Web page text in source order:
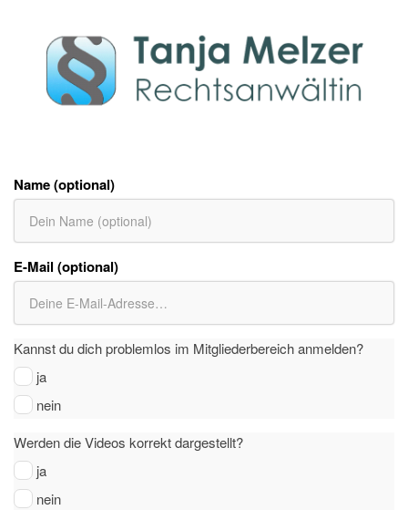
Name (optional)
E-Mail (optional)
Kannst du dich problemlos im Mitgliederbereich anmelden?
ja
nein
Werden die Videos korrekt dargestellt?
ja
nein